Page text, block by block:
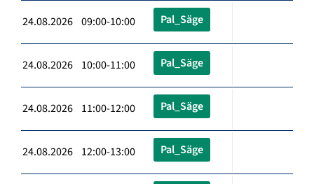
24.08.2026 09:00-10:00 Pal_Säge
24.08.2026 10:00-11:00 Pal_Säge
24.08.2026 11:00-12:00 Pal_Säge
24.08.2026 12:00-13:00 Pal_Säge